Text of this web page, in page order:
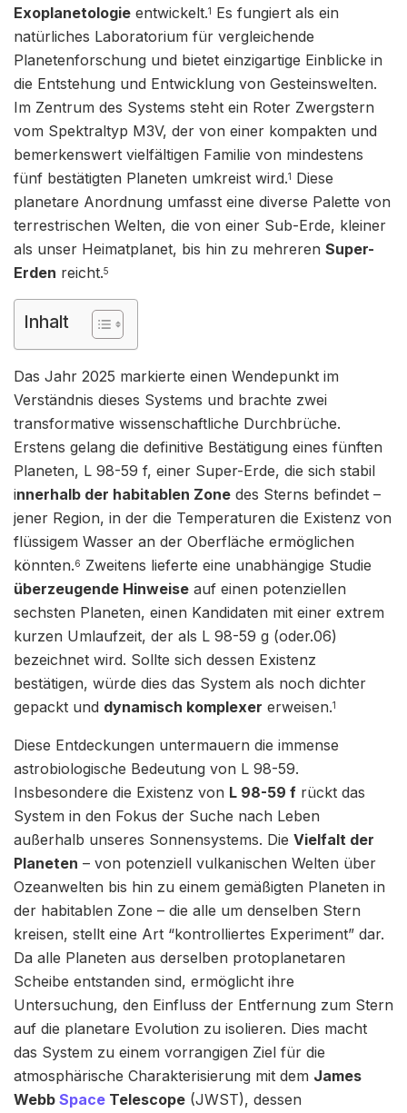
Exoplanetologie entwickelt.1
Es fungiert als ein
natürliches Laboratorium für vergleichende
Planetenforschung und bietet einzigartige Einblicke in
die Entstehung und Entwicklung von Gesteinswelten.
Im Zentrum des Systems steht ein Roter Zwergstern
vom Spektraltyp M3V, der von einer kompakten und
bemerkenswert vielfältigen Familie von mindestens
fünf bestätigten Planeten umkreist wird.1
Diese
planetare Anordnung umfasst eine diverse Palette von
terrestrischen Welten, die von einer Sub-Erde, kleiner
als unser Heimatplanet, bis hin zu mehreren Super-
Erden reicht.5
Inhalt
Das Jahr 2025 markierte einen Wendepunkt im
Verständnis dieses Systems und brachte zwei
transformative wissenschaftliche Durchbrüche.
Erstens gelang die definitive Bestätigung eines fünften
Planeten, L 98-59 f, einer Super-Erde, die sich stabil
innerhalb der habitablen Zone des Sterns befindet –
jener Region, in der die Temperaturen die Existenz von
flüssigem Wasser an der Oberfläche ermöglichen
könnten.6 Zweitens lieferte eine unabhängige Studie
überzeugende Hinweise auf einen potenziellen
sechsten Planeten, einen Kandidaten mit einer extrem
kurzen Umlaufzeit, der als L 98-59 g (oder.06)
bezeichnet wird. Sollte sich dessen Existenz
bestätigen, würde dies das System als noch dichter
gepackt und dynamisch komplexer erweisen.1
Diese Entdeckungen untermauern die immense
astrobiologische Bedeutung von L 98-59.
Insbesondere die Existenz von L 98-59 f rückt das
System in den Fokus der Suche nach Leben
außerhalb unseres Sonnensystems. Die Vielfalt der
Planeten – von potenziell vulkanischen Welten über
Ozeanwelten bis hin zu einem gemäßigten Planeten in
der habitablen Zone – die alle um denselben Stern
kreisen, stellt eine Art “kontrolliertes Experiment” dar.
Da alle Planeten aus derselben protoplanetaren
Scheibe entstanden sind, ermöglicht ihre
Untersuchung, den Einfluss der Entfernung zum Stern
auf die planetare Evolution zu isolieren. Dies macht
das System zu einem vorrangigen Ziel für die
atmosphärische Charakterisierung mit dem James
Webb Space Telescope (JWST), dessen